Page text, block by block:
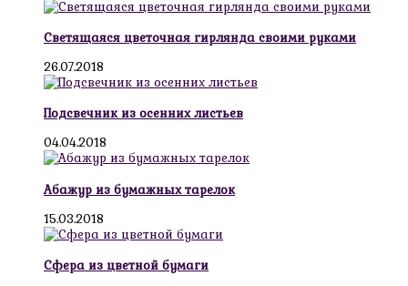
Светящаяся цветочная гирлянда своими руками
26.07.2018
Подсвечник из осенних листьев
04.04.2018
Абажур из бумажных тарелок
15.03.2018
Сфера из цветной бумаги